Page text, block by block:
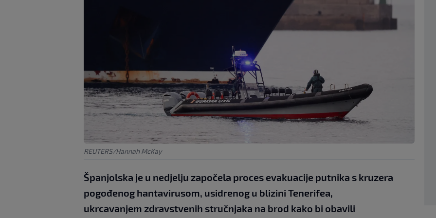
REUTERS/Hannah McKay
Španjolska je u nedjelju započela proces evakuacije putnika s kruzera
pogođenog hantavirusom, usidrenog u blizini Tenerifea,
ukrcavanjem zdravstvenih stručnjaka na brod kako bi obavili